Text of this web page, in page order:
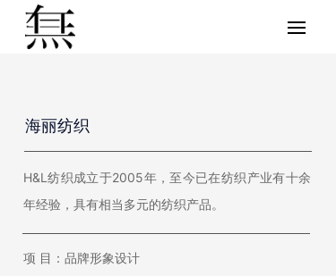
H&L纺织成立于2005年，至今已在纺织产业有十余
年经验，具有相当多元的纺织产品。
项 目：品牌形象设计
海丽纺织